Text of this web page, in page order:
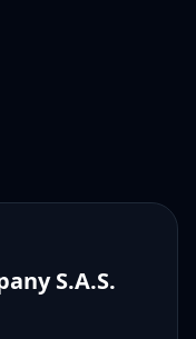
S.A.S.